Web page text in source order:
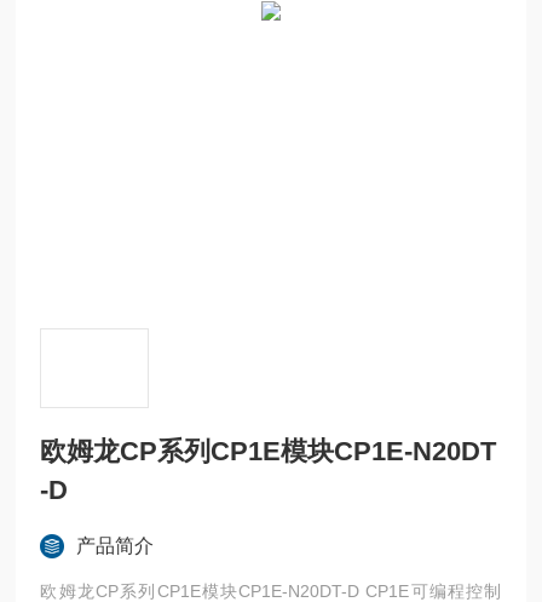
欧姆龙CP系列CP1E模块CP1E-N20DT
-D
产品简介
欧姆龙CP系列CP1E模块CP1E-N20DT-D CP1E可编程控制